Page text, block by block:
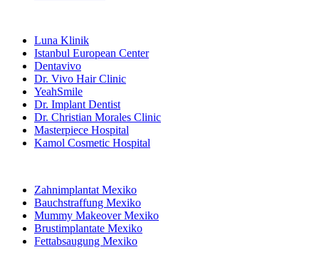
Luna Klinik
Istanbul European Center
Dentavivo
Dr. Vivo Hair Clinic
YeahSmile
Dr. Implant Dentist
Dr. Christian Morales Clinic
Masterpiece Hospital
Kamol Cosmetic Hospital
Zahnimplantat Mexiko
Bauchstraffung Mexiko
Mummy Makeover Mexiko
Brustimplantate Mexiko
Fettabsaugung Mexiko